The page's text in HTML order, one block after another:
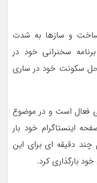
و سازها به شدت
سخنرانی خود در
محل سکونت خود در ساری
فعال است و در موضوع
اینستاگرام خود بار
دقیقه ای برای این
بارگذاری کرد.